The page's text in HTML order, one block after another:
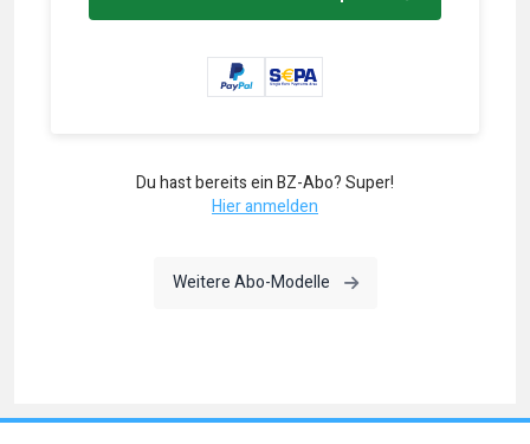
Du hast bereits ein BZ-Abo? Super!
Hier anmelden
Weitere Abo-Modelle